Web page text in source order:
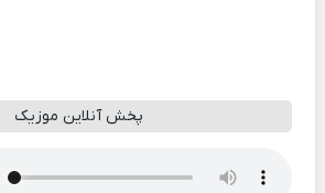
پخش آنلاین موزیک